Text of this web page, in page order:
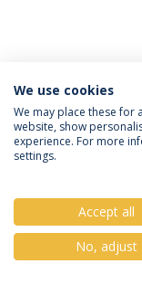
Política de
© 2026
We use cookies
We may place these
website, show
experience. For more
settings.
Accept all
No, adjust